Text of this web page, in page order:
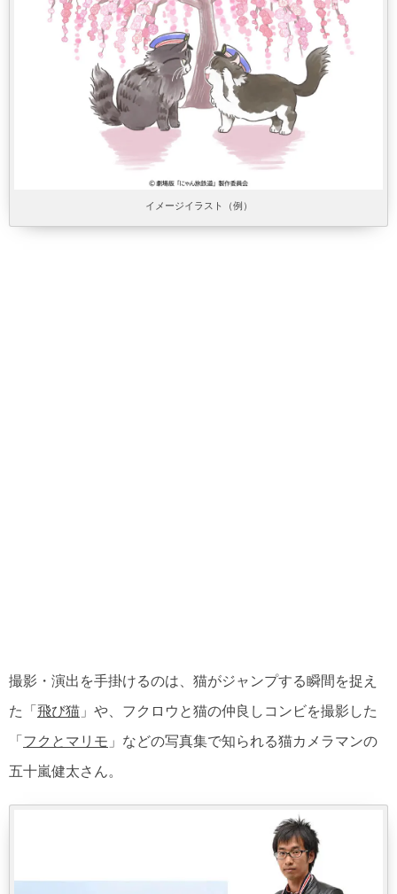
イメージイラスト（例）
撮影・演出を手掛けるのは、猫がジャンプする瞬間を捉え
た「 飛び猫 」や、フクロウと猫の仲良しコンビを撮影した
「 フクとマリモ 」などの写真集で知られる猫カメラマンの
五十嵐健太さん。